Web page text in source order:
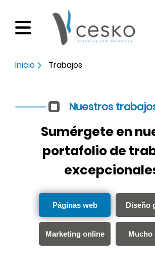
Servicios
Páginas web
Diseño gráfico
Factura eletrónica
Mucho más...
Contacto
Kit Digital
Inicio Trabajos
Nuestros
Sumérgete en
portafolio de
Páginas web Diseño
Marketing online Mucho